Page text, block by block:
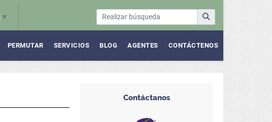
▼
PERMUTAR SERVICIOS BLOG AGENTES CONTÁCTENOS
Contáctanos